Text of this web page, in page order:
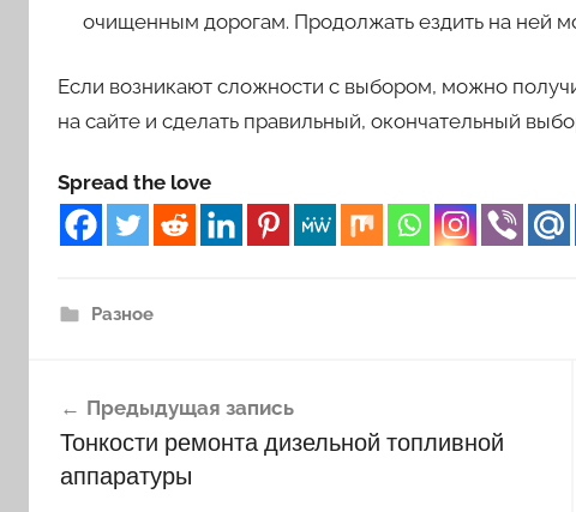
очищенным дорогам. Продолжать ездить на ней
Если возникают сложности с выбором, можно
на сайте и сделать правильный, окончательный
Spread the love
Разное
по
записям
Предыдущая запись
Тонкости ремонта дизельной топливной
аппаратуры